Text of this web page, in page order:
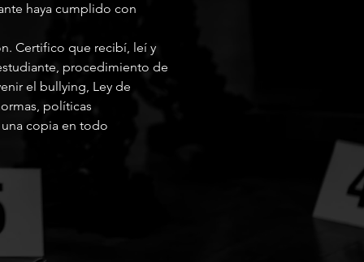
haya cumplido con
Certifico que recibí, leí y
procedimiento de
el bullying, Ley de
políticas
copia en todo